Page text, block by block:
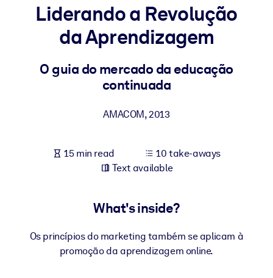
BY SYSTEM
For LMS/LXP
Bring bite-sized, verified knowledge into your LMS/LXP for
learning results.
Enrich your corporate library with trusted, ready-to-use business
For AI Systems
Fuel your AI systems with reliable, structured knowledge to
Liderando a Revolução
da Aprendizagem
O guia do mercado da educação
continuada
AMACOM,2013
15 min read
10 take-aways
Text available
What's inside?
Os princípios do marketing também se aplicam à
promoção da aprendizagem online.